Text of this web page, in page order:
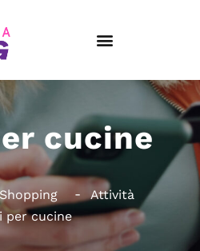
cucine
Attività
per cucine